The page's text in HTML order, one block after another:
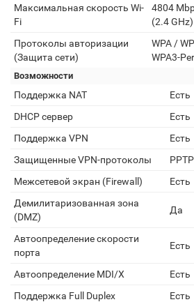
Максимальная скорость Wi-
Fi
4804
(2.4 GHz)
Протоколы авторизации
(Защита сети)
WPA /
WPA3-
Возможности
Поддержка NAT
Есть
DHCP сервер
Есть
Поддержка VPN
Есть
Защищенные VPN-протоколы
PPTP
Межсетевой экран (Firewall)
Есть
Демилитаризованная зона
(DMZ)
Да
Автоопределение скорости
порта
Есть
Автоопределение MDI/X
Есть
Поддержка Full Duplex
Есть